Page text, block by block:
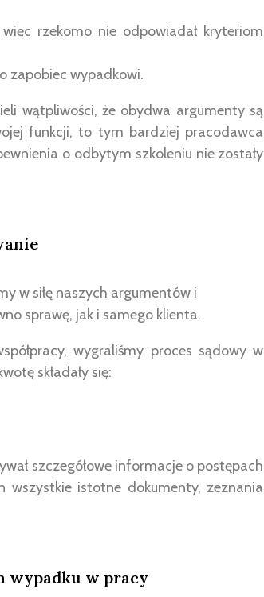
rzekomo nie odpowiadał kryteriom
zapobiec wypadkowi.
wątpliwości, że obydwa argumenty są
funkcji, to tym bardziej pracodawca
o odbytym szkoleniu nie zostały
w siłę naszych argumentów i
sprawę, jak i samego klienta.
wygraliśmy proces sądowy w
składały się:
szczegółowe informacje o postępach
wszystkie istotne dokumenty, zeznania
wypadku w pracy